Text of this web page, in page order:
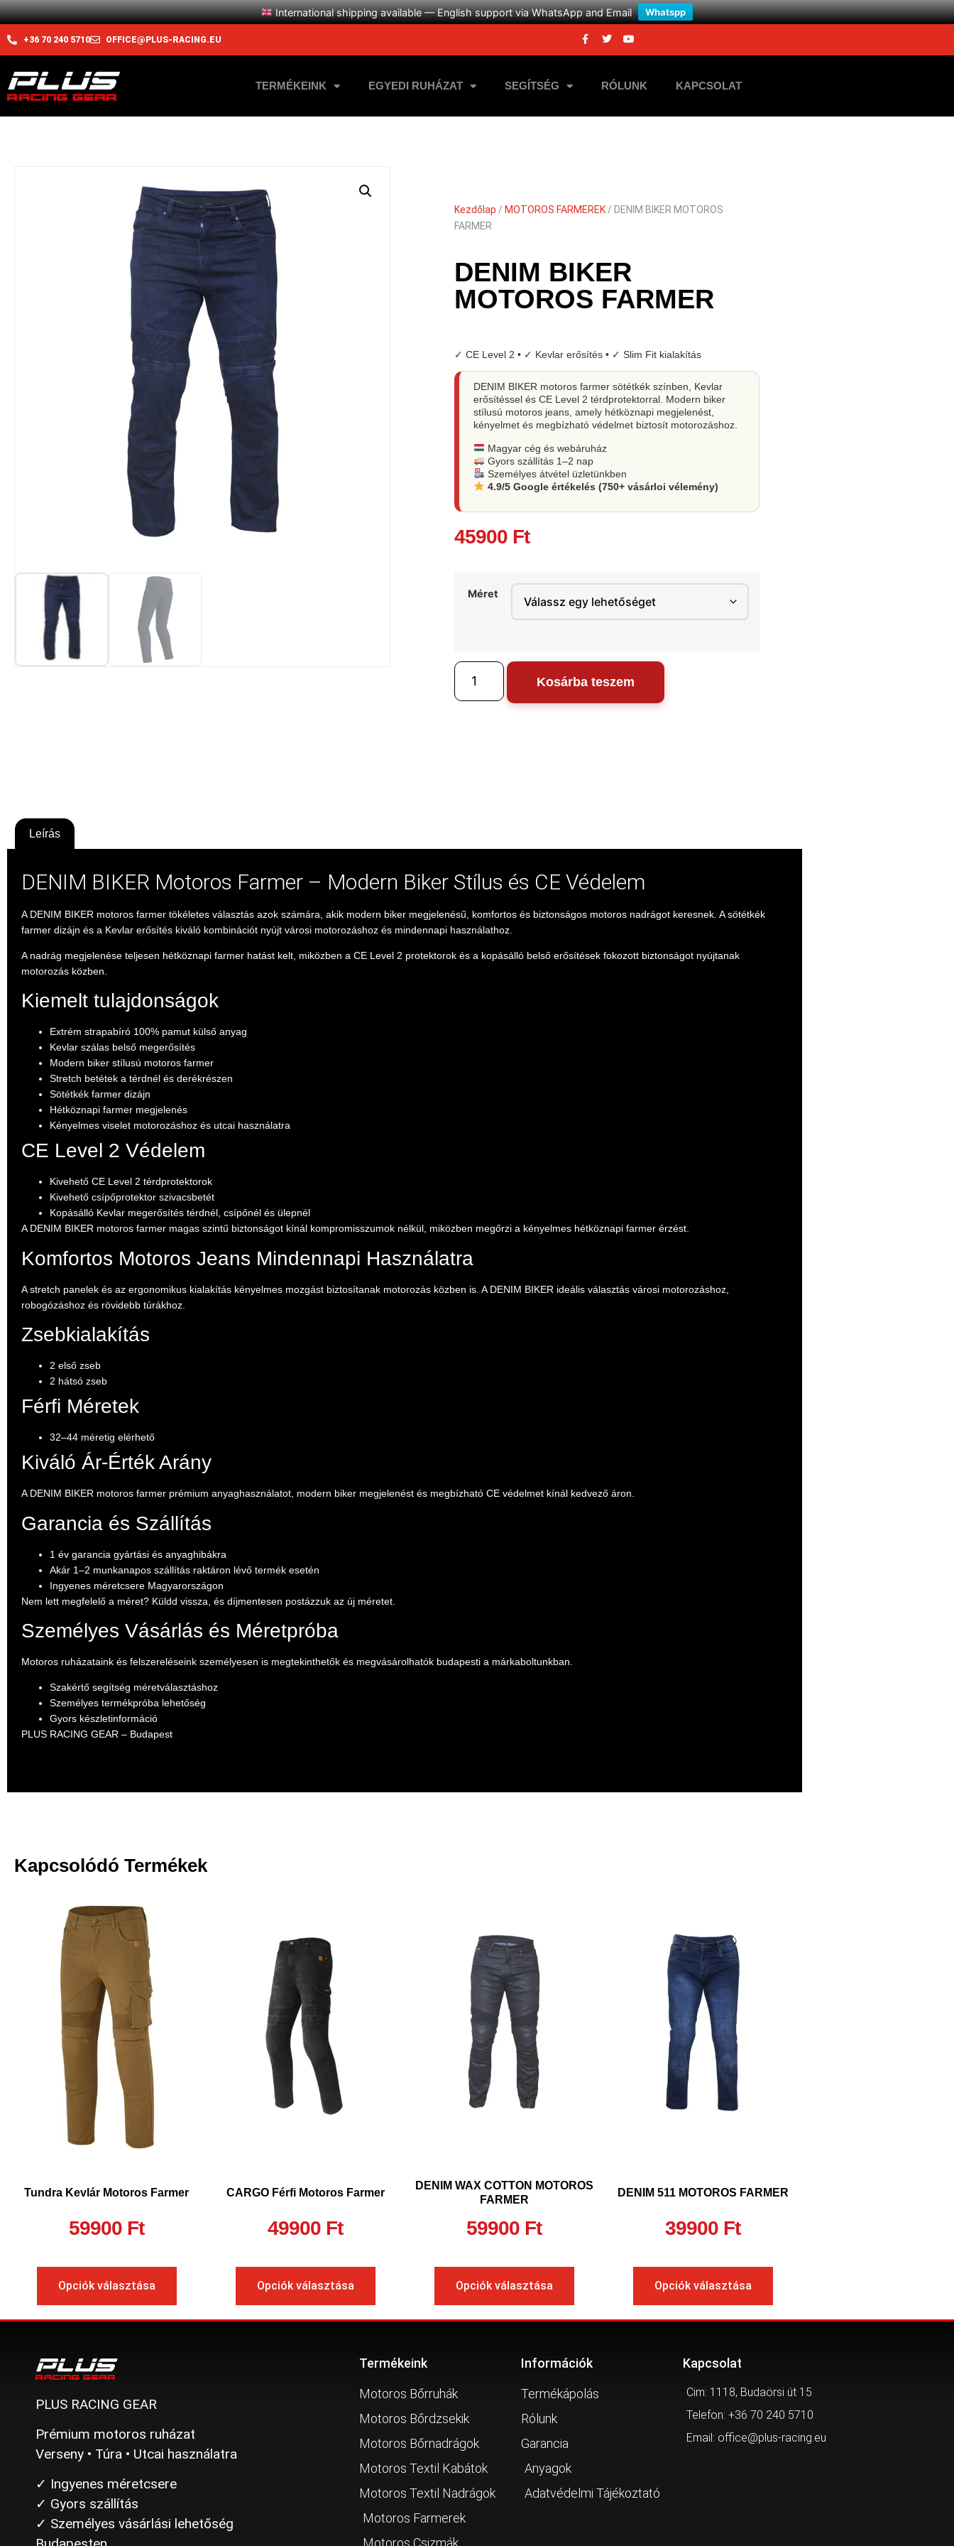
International shipping available — English support via WhatsApp and Email Whatspp
+36 70 240 5710 OFFICE@PLUS-RACING.EU
TERMÉKEINK EGYEDI RUHÁZAT SEGÍTSÉG RÓLUNK KAPCSOLAT
Kezdőlap / MOTOROS FARMEREK / DENIM BIKER MOTOROS
FARMER
DENIM BIKER
MOTOROS FARMER
✓ CE Level 2 • ✓ Kevlar erősítés • ✓ Slim Fit kialakítás
DENIM BIKER motoros farmer sötétkék színben, Kevlar
erősítéssel és CE Level 2 térdprotektorral. Modern biker
stílusú motoros jeans, amely hétköznapi megjelenést,
kényelmet és megbízható védelmet biztosít motorozáshoz.
Magyar cég és webáruház
Gyors szállítás 1–2 nap
Személyes átvétel üzletünkben
4.9/5 Google értékelés (750+ vásárloi vélemény)
45900 Ft
Méret
Kosárba teszem
Leírás
DENIM BIKER Motoros Farmer – Modern Biker Stílus és CE Védelem
A DENIM BIKER motoros farmer tökéletes választás azok számára, akik modern biker megjelenésű, komfortos és biztonságos motoros nadrágot keresnek. A sötétkék
farmer dizájn és a Kevlar erősítés kiváló kombinációt nyújt városi motorozáshoz és mindennapi használathoz.
A nadrág megjelenése teljesen hétköznapi farmer hatást kelt, miközben a CE Level 2 protektorok és a kopásálló belső erősítések fokozott biztonságot nyújtanak
motorozás közben.
Kiemelt tulajdonságok
Extrém strapabíró 100% pamut külső anyag
Kevlar szálas belső megerősítés
Modern biker stílusú motoros farmer
Stretch betétek a térdnél és derékrészen
Sötétkék farmer dizájn
Hétköznapi farmer megjelenés
Kényelmes viselet motorozáshoz és utcai használatra
CE Level 2 Védelem
Kivehető CE Level 2 térdprotektorok
Kivehető csípőprotektor szivacsbetét
Kopásálló Kevlar megerősítés térdnél, csípőnél és ülepnél
A DENIM BIKER motoros farmer magas szintű biztonságot kínál kompromisszumok nélkül, miközben megőrzi a kényelmes hétköznapi farmer érzést.
Komfortos Motoros Jeans Mindennapi Használatra
A stretch panelek és az ergonomikus kialakítás kényelmes mozgást biztosítanak motorozás közben is. A DENIM BIKER ideális választás városi motorozáshoz,
robogózáshoz és rövidebb túrákhoz.
Zsebkialakítás
2 első zseb
2 hátsó zseb
Férfi Méretek
32–44 méretig elérhető
Kiváló Ár-Érték Arány
A DENIM BIKER motoros farmer prémium anyaghasználatot, modern biker megjelenést és megbízható CE védelmet kínál kedvező áron.
Garancia és Szállítás
1 év garancia gyártási és anyaghibákra
Akár 1–2 munkanapos szállítás raktáron lévő termék esetén
Ingyenes méretcsere Magyarországon
Nem lett megfelelő a méret? Küldd vissza, és díjmentesen postázzuk az új méretet.
Személyes Vásárlás és Méretpróba
Motoros ruházataink és felszereléseink személyesen is megtekinthetők és megvásárolhatók budapesti a márkaboltunkban.
Szakértő segítség méretválasztáshoz
Személyes termékpróba lehetőség
Gyors készletinformáció
PLUS RACING GEAR – Budapest
Kapcsolódó Termékek
Tundra Kevlár Motoros Farmer
59900 Ft
Opciók választása
CARGO Férfi Motoros Farmer
49900 Ft
Opciók választása
DENIM WAX COTTON MOTOROS
FARMER
59900 Ft
Opciók választása
DENIM 511 MOTOROS FARMER
39900 Ft
Opciók választása
PLUS RACING GEAR
Prémium motoros ruházat
Verseny • Túra • Utcai használatra
✓ Ingyenes méretcsere
✓ Gyors szállítás
✓ Személyes vásárlási lehetőség
Termékeink
Motoros Bőrruhák
Motoros Bőrdzsekik
Motoros Bőrnadrágok
Motoros Textil Kabátok
Motoros Textil Nadrágok
Motoros Farmerek
Motoros Csizmák
Információk
Termékápolás
Rólunk
Garancia
Anyagok
Adatvédelmi Tájékoztató
Kapcsolat
Cim: 1118, Budaörsi út 15
Telefon: +36 70 240 5710
Email: office@plus-racing.eu